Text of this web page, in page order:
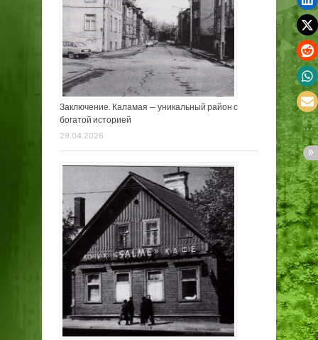
Заключение. Каламая — уникальный район с
богатой историей
29.04.2026